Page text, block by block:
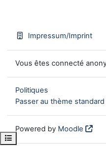
Open course index
Impressum/Imprint
Vous êtes connecté
Politiques
Passer au thème standard
Powered by Moodle